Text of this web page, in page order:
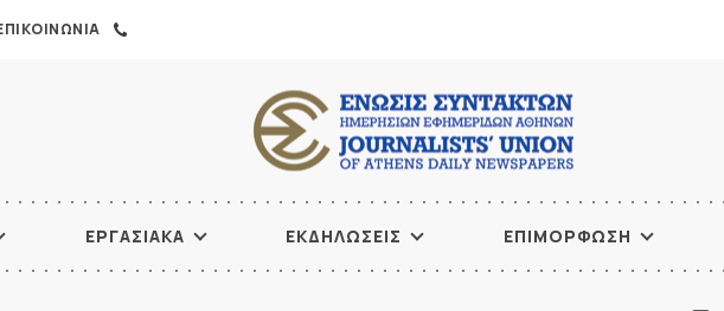
ΕΡΓΑΣΙΑΚΑ ΕΚΔΗΛΩΣΕΙΣ ΕΠΙΜΟΡΦΩΣΗ